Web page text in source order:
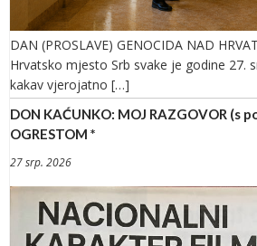
DAN (PROSLAVE) GENOCIDA NAD
Hrvatsko mjesto Srb svake je godine 27.
kakav vjerojatno […]
DON KAĆUNKO: MOJ RAZGOVOR (s
OGRESTOM *
27 srp. 2026